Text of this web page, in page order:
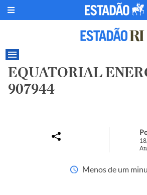
EQUATORIAL
907944
Menos de um